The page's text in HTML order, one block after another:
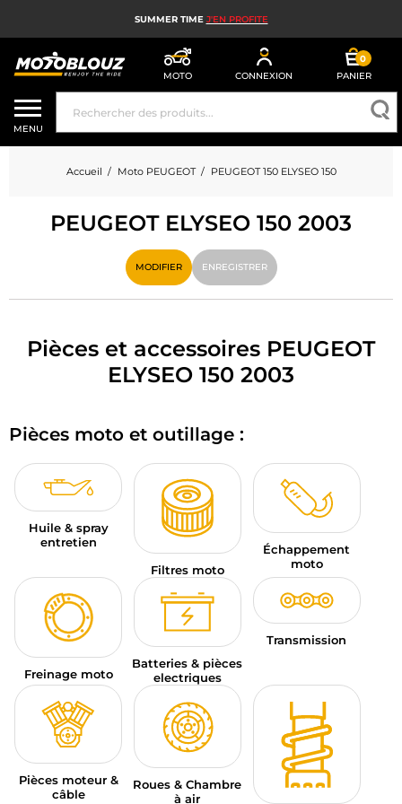
SUMMER TIME J'EN PROFITE
MOTO CONNEXION
0
PANIER
CASQUE MOTO
ÉQUIPEMENT MOTO HOMME
ÉQUIPEMENT MOTO FEMME
MX, ENDURO ET TRIAL
HIGH TECH MOTO
AIRBAG MOTO
PIÈCES MOTO ET OUTILLAGE
ACCESSOIRES MOTO
SPORTSWEAR
BONS PLANS ET PROMO
CARTES CADEAUX
— MODIFIER
MARQUES
CONSEILS
NOUS CONTACTER
MENU
Accueil Moto PEUGEOT PEUGEOT 150 ELYSEO 150
PEUGEOT ELYSEO 150 2003
MODIFIER ENREGISTRER
Pièces et accessoires PEUGEOT
ELYSEO 150 2003
Pièces moto et outillage :
Huile & spray
entretien
Filtres moto
Échappement
moto
Freinage moto
Batteries & pièces
electriques
Transmission
Pièces moteur &
câble
Roues & Chambre
à air